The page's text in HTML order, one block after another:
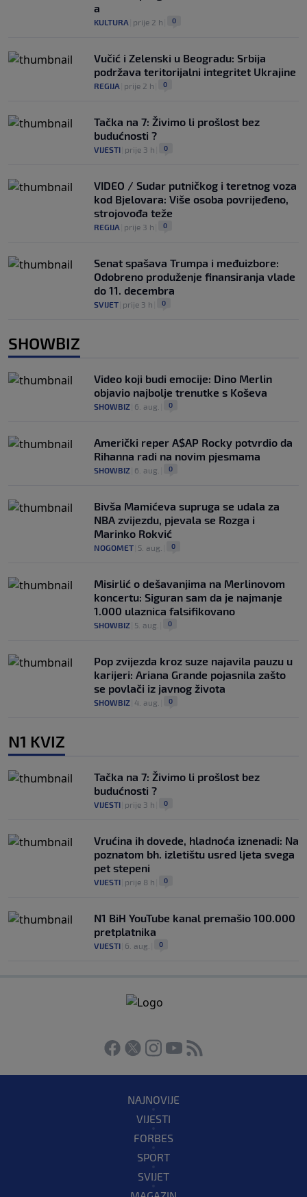
a
KULTURA prije 2 h 0
Vučić i Zelenski u Beogradu: Srbija
podržava teritorijalni integritet Ukrajine
REGIJA prije 2 h 0
Tačka na 7: Živimo li prošlost bez
budućnosti ?
VIJESTI prije 3 h 0
VIDEO / Sudar putničkog i teretnog voza
kod Bjelovara: Više osoba povrijeđeno,
strojovođa teže
REGIJA prije 3 h 0
Senat spašava Trumpa i međuizbore:
Odobreno produženje finansiranja vlade
do 11. decembra
SVIJET prije 3 h 0
SHOWBIZ
Video koji budi emocije: Dino Merlin
objavio najbolje trenutke s Koševa
SHOWBIZ 6. aug. 0
Američki reper A$AP Rocky potvrdio da
Rihanna radi na novim pjesmama
SHOWBIZ 6. aug. 0
Bivša Mamićeva supruga se udala za
NBA zvijezdu, pjevala se Rozga i
Marinko Rokvić
NOGOMET 5. aug. 0
Misirlić o dešavanjima na Merlinovom
koncertu: Siguran sam da je najmanje
1.000 ulaznica falsifikovano
SHOWBIZ 5. aug. 0
Pop zvijezda kroz suze najavila pauzu u
karijeri: Ariana Grande pojasnila zašto
se povlači iz javnog života
SHOWBIZ 4. aug. 0
N1 KVIZ
Tačka na 7: Živimo li prošlost bez
budućnosti ?
VIJESTI prije 3 h 0
Vrućina ih dovede, hladnoća iznenadi: Na
poznatom bh. izletištu usred ljeta svega
pet stepeni
VIJESTI prije 8 h 0
N1 BiH YouTube kanal premašio 100.000
pretplatnika
VIJESTI 6. aug. 0
NAJNOVIJE
VIJESTI
FORBES
SPORT
SVIJET